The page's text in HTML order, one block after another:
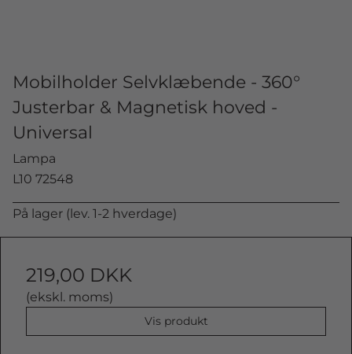
Mobilholder Selvklæbende - 360°
Justerbar & Magnetisk hoved -
Universal
Lampa
L10 72548
På lager (lev. 1-2 hverdage)
219,00 DKK
(ekskl. moms)
Vis produkt